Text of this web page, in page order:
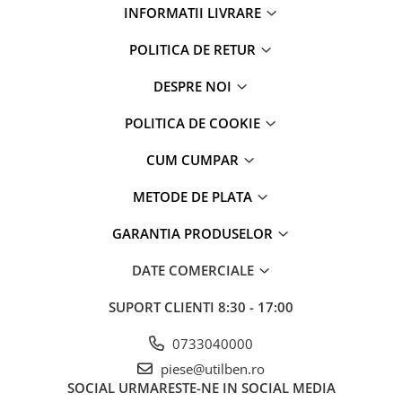
INFORMATII LIVRARE
POLITICA DE RETUR
DESPRE NOI
POLITICA DE COOKIE
CUM CUMPAR
METODE DE PLATA
GARANTIA PRODUSELOR
DATE COMERCIALE
SUPORT CLIENTI 8:30 - 17:00
0733040000
piese@utilben.ro
SOCIAL URMARESTE-NE IN SOCIAL MEDIA